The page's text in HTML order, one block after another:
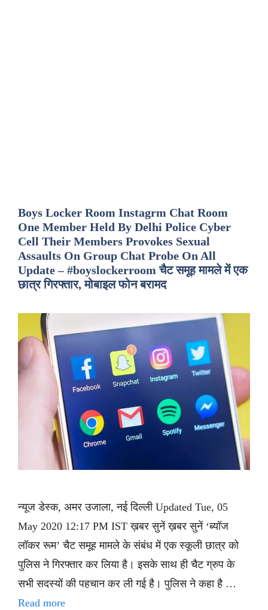
Boys Locker Room Instagrm Chat Room
One Member Held By Delhi Police Cyber
Cell Their Members Provokes Sexual
Assaults On Group Chat Probe On All
Update – #boyslockerroom चैट समूह मामले में एक
छात्र गिरफ्तार, मोबाइल फोन बरामद
न्यूज डेस्क, अमर उजाला, नई दिल्ली Updated Tue, 05
May 2020 12:17 PM IST ख़बर सुनें ख़बर सुनें ‘ब्यॉज
लॉकर रूम’ चैट समूह मामले के संबंध में एक स्कूली छात्र को
पुलिस ने गिरफ्तार कर लिया है। इसके साथ ही चैट ग्रुप के
सभी सदस्यों की पहचान कर ली गई है। पुलिस ने कहा है …
Read more